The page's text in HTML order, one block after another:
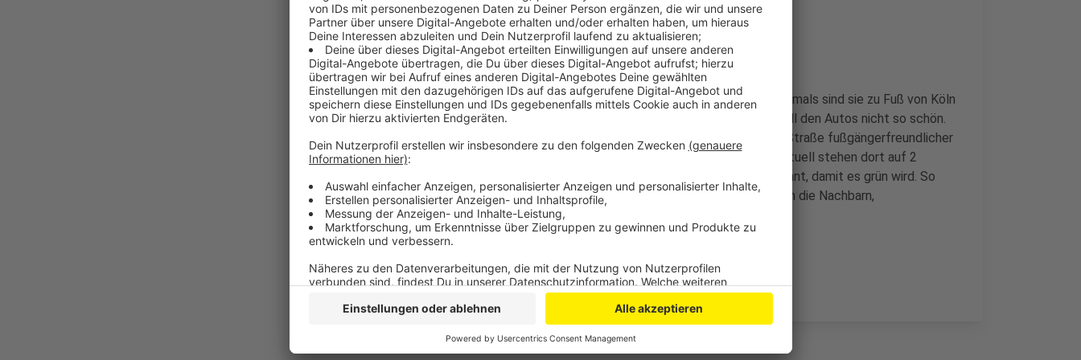
Anzeige
Schon die alten Römer haben die Straße in der Antike genutzt. Damals sind sie zu Fuß von Köln
über Zülpich bis Trier gegangen. Heute ist das Wandern dort bei all den Autos nicht so schön.
Aber ein bisschen Römerflair soll zurückkommen. Zülpich will die Straße fußgängerfreundlicher
machen. Auch eine richtige Allee soll die Römerallee werden – aktuell stehen dort auf 2
Kilometern nämlich keine Bäume. Viele andere Pflanzen sind geplant, damit es grün wird. So
sollen sich nicht nur Insekten und Vögel wohl fühlen, sondern auch die Nachbarn,
Spaziergänger und Fahrradfahrer.
Anzeige